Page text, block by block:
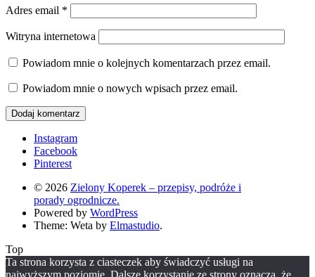
Adres email *
Witryna internetowa
Powiadom mnie o kolejnych komentarzach przez email.
Powiadom mnie o nowych wpisach przez email.
Instagram
Facebook
Pinterest
© 2026 Zielony Koperek – przepisy, podróże i
porady ogrodnicze.
Powered by WordPress
Theme: Weta by Elmastudio.
Top
Ta strona korzysta z ciasteczek aby świadczyć usługi na